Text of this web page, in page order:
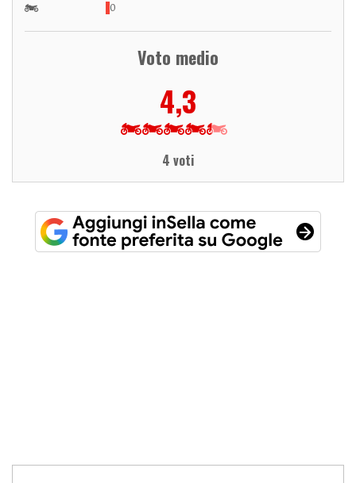
0
Voto medio
4,3
4 voti